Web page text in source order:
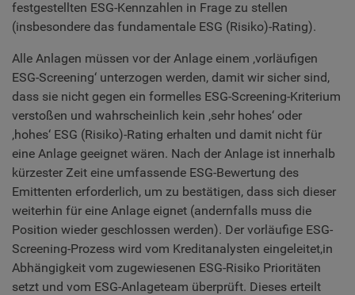
festgestellten ESG-Kennzahlen in Frage zu stellen
(insbesondere das fundamentale ESG (Risiko)-Rating).
Alle Anlagen müssen vor der Anlage einem ‚vorläufigen
ESG-Screening‘ unterzogen werden, damit wir sicher sind,
dass sie nicht gegen ein formelles ESG-Screening-Kriterium
verstoßen und wahrscheinlich kein ‚sehr hohes‘ oder
‚hohes‘ ESG (Risiko)-Rating erhalten und damit nicht für
eine Anlage geeignet wären. Nach der Anlage ist innerhalb
kürzester Zeit eine umfassende ESG-Bewertung des
Emittenten erforderlich, um zu bestätigen, dass sich dieser
weiterhin für eine Anlage eignet (andernfalls muss die
Position wieder geschlossen werden). Der vorläufige ESG-
Screening-Prozess wird vom Kreditanalysten eingeleitet,in
Abhängigkeit vom zugewiesenen ESG-Risiko Prioritäten
setzt und vom ESG-Anlageteam überprüft. Dieses erteilt